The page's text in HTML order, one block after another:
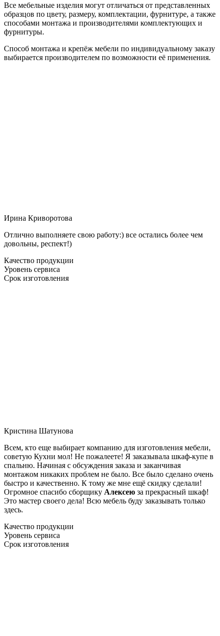
Все мебельные изделия могут отличаться от представленных
образцов по цвету, размеру, комплектации, фурнитуре, а также
способами монтажа и производителями комплектующих и
фурнитуры.
Способ монтажа и крепёж мебели по индивидуальному заказу
выбирается производителем по возможности её применения.
Ирина Криворотова
Отлично выполняете свою работу:) все остались более чем
довольны, респект!)
Качество продукции
Уровень сервиса
Срок изготовления
Кристина Шатунова
Всем, кто еще выбирает компанию для изготовления мебели,
советую Кухни мол! Не пожалеете! Я заказывала шкаф-купе в
спальню. Начиная с обсуждения заказа и заканчивая
монтажом никаких проблем не было. Все было сделано очень
быстро и качественно. К тому же мне ещё скидку сделали!
Огромное спасибо сборщику Алексею за прекрасный шкаф!
Это мастер своего дела! Всю мебель буду заказывать только
здесь.
Качество продукции
Уровень сервиса
Срок изготовления